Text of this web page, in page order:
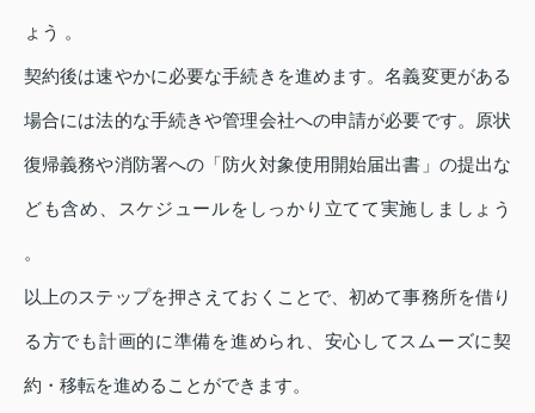
ょう 。
契約後は速やかに必要な手続きを進めます。名義変更がある
場合には法的な手続きや管理会社への申請が必要です。原状
復帰義務や消防署への「防火対象使用開始届出書」の提出な
ども含め、スケジュールをしっかり立てて実施しましょう
。
以上のステップを押さえておくことで、初めて事務所を借り
る方でも計画的に準備を進められ、安心してスムーズに契
約・移転を進めることができます。